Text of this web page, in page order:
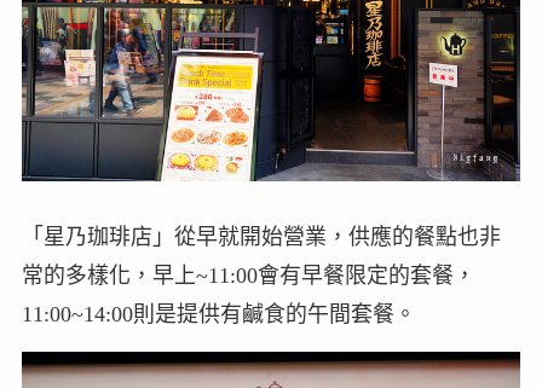
「星乃珈琲店」從早就開始營業，供應的餐點也非
常的多樣化，早上~11:00會有早餐限定的套餐，
11:00~14:00則是提供有鹹食的午間套餐。